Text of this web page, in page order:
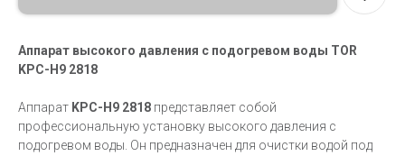
Аппарат высокого давления с подогревом воды TOR
KPC-H9 2818
Аппарат KPC-H9 2818 представляет собой
профессиональную установку высокого давления с
подогревом воды. Он предназначен для очистки водой под